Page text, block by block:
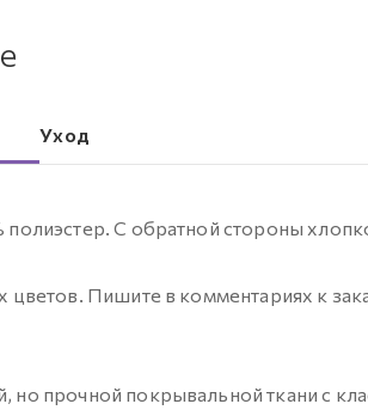
Уход
С обратной стороны
цветов. Пишите в комментариях к
прочной покрывальной ткани с